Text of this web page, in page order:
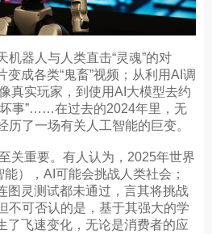
器人与人类直击“灵魂”的对
成各类“鬼畜”视频；从利用AI调
真实玩家，到使用AI大模型去约
事”……在过去的2024年里，无
历了一场有关人工智能的巨变。
重要。有人认为，2025年世界
），AI可能会挑战人类社会；
图灵测试都未通过，言其将挑战
不可否认的是，基于其强大的学
了飞速变化，无论是消费者的应